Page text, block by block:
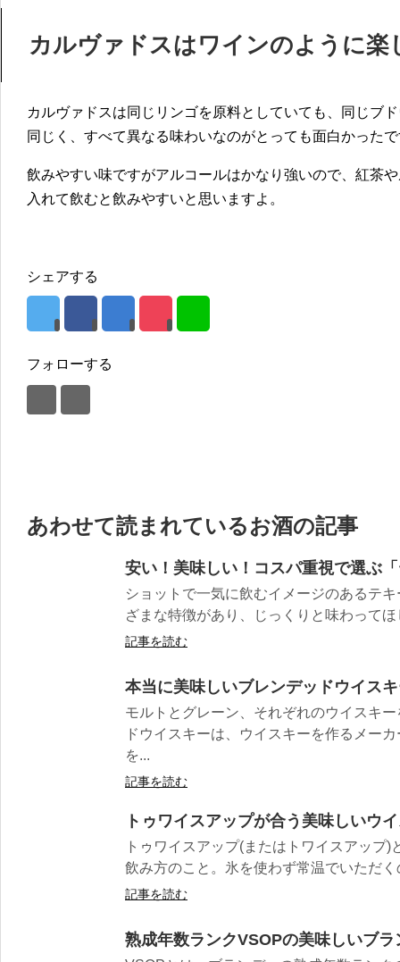
カルヴァドスはワインのように楽
カルヴァドスは同じリンゴを原料としていても、同じブ
同じく、すべて異なる味わいなのがとっても面白かった
飲みやすい味ですがアルコールはかなり強いので、紅茶
入れて飲むと飲みやすいと思いますよ。
シェアする
フォローする
あわせて読まれているお酒の記事
安い！美味しい！コスパ重視で選ぶ
ショットで一気に飲むイメージのあるテ
ざまな特徴があり、じっくりと味わって
記事を読む
本当に美味しいブレンデッドウイス
モルトとグレーン、それぞれのウイスキ
ドウイスキーは、ウイスキーを作るメー
を...
記事を読む
トゥワイスアップが合う美味しいウ
トゥワイスアップ(またはトワイスアップ
飲み方のこと。氷を使わず常温でいただ
記事を読む
熟成年数ランクVSOPの美味しいブ